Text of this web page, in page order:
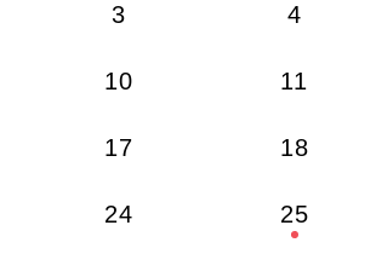
3 4
10 11
17 18
24 25